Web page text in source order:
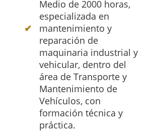
Medio de 2000 horas,
especializada en
mantenimiento y
reparación de
maquinaria industrial y
vehicular, dentro del
área de Transporte y
Mantenimiento de
Vehículos, con
formación técnica y
práctica.